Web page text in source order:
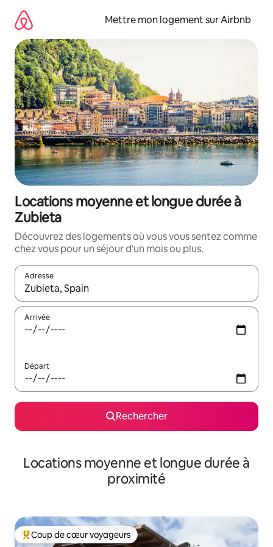
directement
contenu
Mettre mon logement sur Airbnb
Locations moyenne et longue durée à
Zubieta
Découvrez des logements où vous vous sentez comme
chez vous pour un séjour d'un mois ou plus.
Adresse
Lorsque les résultats s'affichent, utilisez les flèches vers le
Arrivée
Départ
Rechercher
Locations moyenne et longue durée à
proximité
Coups de cœur voyageurs les plus appréciés
Coup de cœur voyageurs